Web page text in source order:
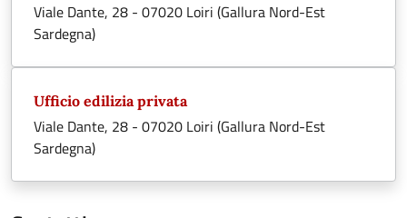
Viale Dante, 28 - 07020 Loiri (Gallura Nord-Est
Sardegna)
Ufficio edilizia privata
Viale Dante, 28 - 07020 Loiri (Gallura Nord-Est
Sardegna)